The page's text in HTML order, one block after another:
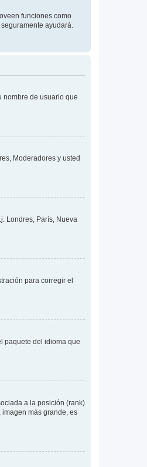
funciones como
ayudará.
nombre de usuario que
Moderadores y usted
Londres, París, Nueva
para corregir el
paquete del idioma que
a la posición (rank)
más grande, es